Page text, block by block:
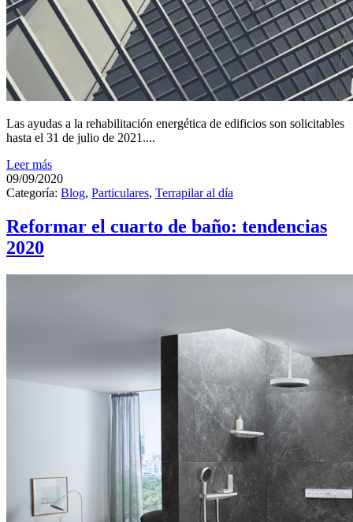
Las ayudas a la rehabilitación energética de edificios son solicitables
hasta el 31 de julio de 2021....
Leer más
09/09/2020
Categoría: Blog, Particulares, Terrapilar al día
Reformar el cuarto de baño: tendencias
2020